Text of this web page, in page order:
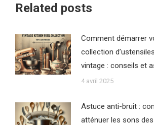
Related posts
Comment démarrer
collection
vintage : conseils et
4 avril 2025
Astuce anti-bruit :
atténuer les sons